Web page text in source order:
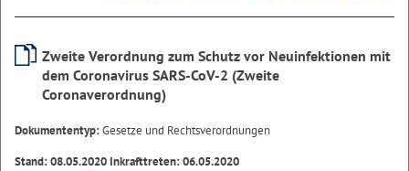
Zweite Verordnung zum Schutz vor Neuinfektionen mit
dem Coronavirus SARS-CoV-2 (Zweite
Coronaverordnung)
Dokumententyp:Gesetze und Rechtsverordnungen
Stand: 08.05.2020 Inkrafttreten: 06.05.2020